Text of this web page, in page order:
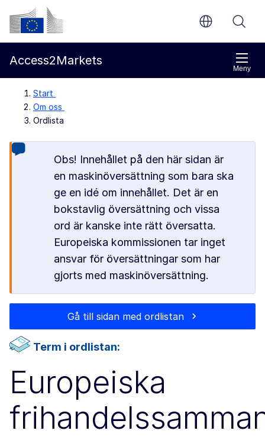
Gå direkt till innehållet
Europeiska kommissionen
Meny
Access2Markets
Start
Om oss
Ordlista
Obs! Innehållet på den här sidan är
en maskinöversättning som bara ska
ge en idé om innehållet. Det är en
bokstavlig översättning och vissa
ord är kanske inte rätt översatta.
Europeiska kommissionen tar inget
ansvar för översättningar som har
gjorts med maskinöversättning.
Gå till sidan med ordlistan
Term i ordlistan:
Europeiska